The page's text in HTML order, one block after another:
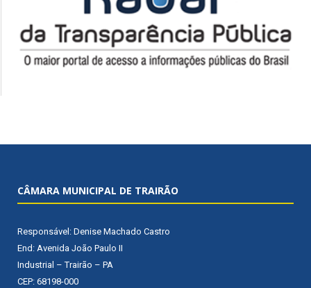
CÂMARA MUNICIPAL DE TRAIRÃO
Responsável: Denise Machado Castro
End: Avenida João Paulo II
Industrial – Trairão – PA
CEP: 68198-000